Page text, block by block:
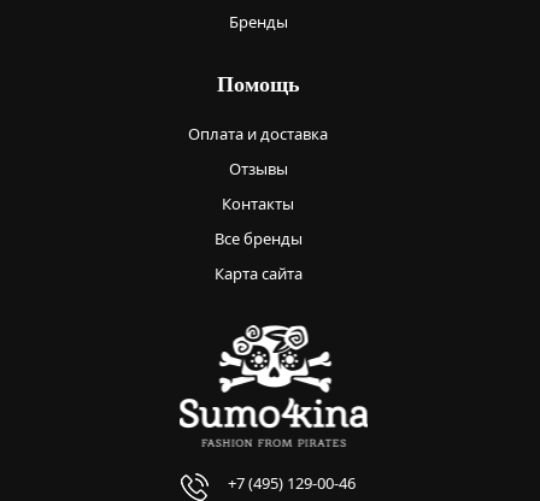
Бренды
Помощь
Оплата и доставка
Отзывы
Контакты
Все бренды
Карта сайта
+7 (495) 129-00-46